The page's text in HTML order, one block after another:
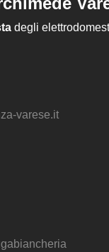
degli
varese.it